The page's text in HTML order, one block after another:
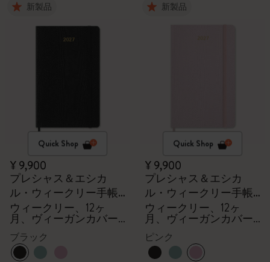
新製品
Quick Shop
¥ 9,900
プレシャス＆エシカ
ル・ウィークリー手帳
2027
ウィークリー、12ヶ
月、ヴィーガンカバー,
ギフトボックス
ブラック
新製品
Quick Shop
¥ 9,900
プレシャス＆エシカ
ル・ウィークリー手帳
2027
ウィークリー、12ヶ
月、ヴィーガンカバー,
ギフトボックス
ピンク